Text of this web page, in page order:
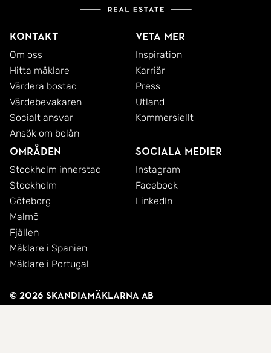
Kontakt
Om oss
Hitta mäklare
Värdera bostad
Värdebevakaren
Socialt ansvar
Ansök om bolån
Veta mer
Inspiration
Karriär
Press
Utland
Kommersiellt
Områden
Stockholm innerstad
Stockholm
Göteborg
Malmö
Fjällen
Mäklare i Spanien
Mäklare i Portugal
Sociala medier
Instagram
Facebook
LinkedIn
© 2026 SkandiaMäklarna AB